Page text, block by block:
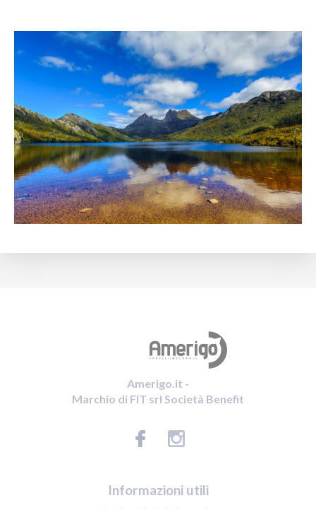
Amerigo.it -
Marchio di FIT srl Società Benefit
Informazioni utili